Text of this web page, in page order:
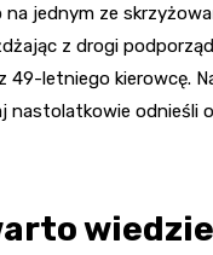
jednym ze
z drogi
letniego kierowcę.
nastolatkowie odnieśli